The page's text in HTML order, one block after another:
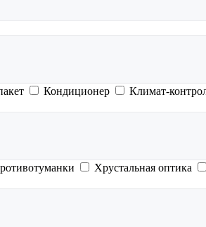
Кондиционер Климат-
Хрустальная оптика